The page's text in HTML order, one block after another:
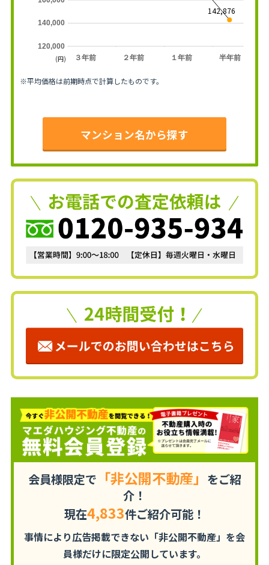
３年前 ２年前 １年前 半年前
120,000
140,000
142,876
(円)
※平均価格は前期時点で計算したものです。
マンション名から探す
会員様限定で 「非公開不動産」 をご紹
介！
現在4,833件ご紹介可能！
事情により広告掲載できない「非公開不動産」を会
員様だけに限定公開しています。